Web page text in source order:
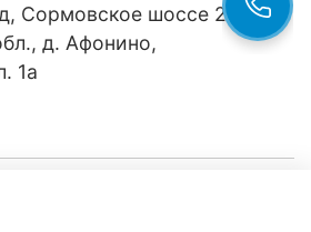
Сормовское шоссе 24/36
д. Афонино,
1а